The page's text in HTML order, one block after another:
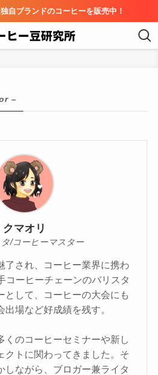
自ブランドのコーヒーを販売中！
–
クマオリ
/コーヒーマスター
了され、コーヒー業界に携わ
コーヒーチェーンのバリスタ
として、コーヒーの大会にも
出場など好成績を残す。
くのコーヒーセミナーや新し
クトに関わってきました。そ
しながら、ブロガー兼ライタ